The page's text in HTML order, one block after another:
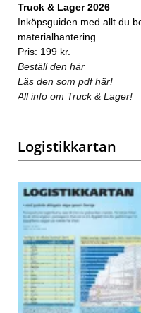
Truck & Lager 2026
Inköpsguiden med allt du
materialhantering.
Pris: 199 kr.
Beställ den här
Läs den som pdf här!
All info om Truck & Lager!
Logistikkartan